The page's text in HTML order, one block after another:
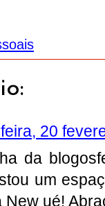
20
da
um
New ué!